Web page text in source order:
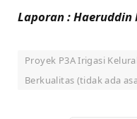
Laporan : Haeruddin
Proyek P3A Irigasi
Berkualitas (tidak ada